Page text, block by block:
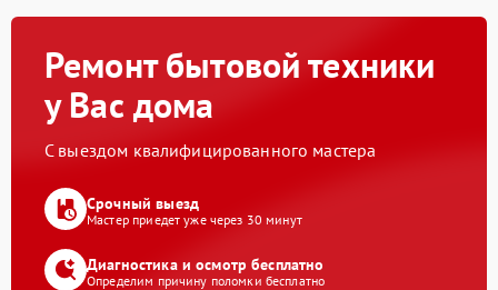
Ремонт бытовой техники
у Вас дома
С выездом квалифицированного мастера
Срочный выезд
Мастер приедет уже через 30 минут
Диагностика и осмотр бесплатно
Определим причину поломки бесплатно